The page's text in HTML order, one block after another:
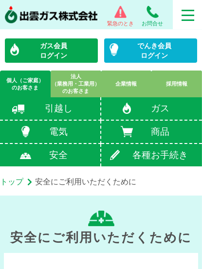
緊急のとき お問合せ
ガス会員
ログイン
でんき会員
ログイン
個人（ご家庭）
のお客さま
法人
（業務用・工業用）
のお客さま
企業情報 採用情報
引越し ガス
電気 商品
安全 各種お手続き
トップ 安全にご利用いただくために
安全にご利用いただくために